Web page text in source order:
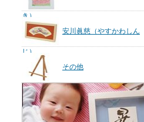
き）
安川眞慈（やすかわしん
じ）
その他